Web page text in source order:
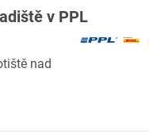
v PPL
nad